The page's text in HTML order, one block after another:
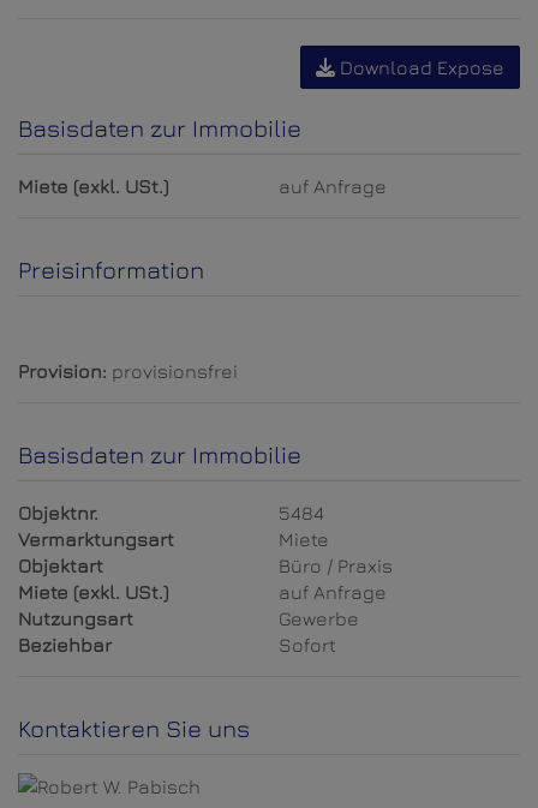
Download Expose
Basisdaten zur Immobilie
Miete (exkl. USt.) auf Anfrage
Preisinformation
Provision: provisionsfrei
Basisdaten zur Immobilie
Objektnr.
5484
Vermarktungsart
Miete
Objektart
Büro / Praxis
Miete (exkl. USt.)
auf Anfrage
Nutzungsart
Gewerbe
Beziehbar
Sofort
Kontaktieren Sie uns